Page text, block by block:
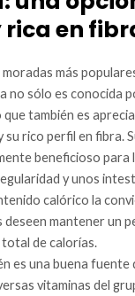
en
más
no sólo es conocida
que también es
su rico perfil en fibra.
beneficioso para
y unos
calórico la
mantener un
de calorías.
es una buena
vitaminas del